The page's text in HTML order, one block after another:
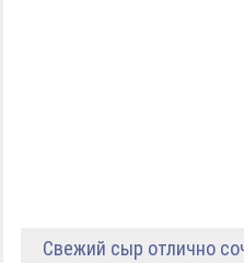
Свежий сыр отлично